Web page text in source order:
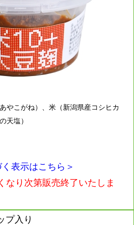
やこがね）、米（新潟県産コシヒカ
天塩）
表示はこちら＞
なり次第販売終了いたしま
プ入り